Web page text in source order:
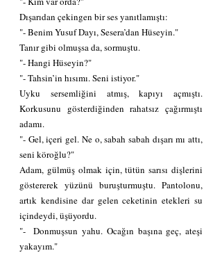
Dışarıdan çekingen bir ses yanıtlamıştı:
"- Benim Yusuf Dayı, Sesera’dan Hüseyin."
Tanır gibi olmuşsa da, sormuştu.
"- Hangi Hüseyin?"
"- Tahsin’in hısımı. Seni istiyor."
Uyku sersemliğini atmış, kapıyı açmıştı.
Korkusunu gösterdiğinden rahatsız çağırmıştı
adamı.
"- Gel, içeri gel. Ne o, sabah sabah dışarı mı attı,
seni köroğlu?"
Adam, gülmüş olmak için, tütün sarısı dişlerini
göstererek yüzünü buruşturmuştu. Pantolonu,
artık kendisine dar gelen ceketinin etekleri su
içindeydi, üşüyordu.
"-  Donmuşsun yahu. Ocağın başına geç, ateşi
yakayım."